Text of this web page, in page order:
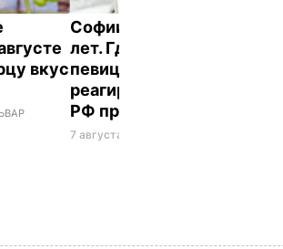
вкус
Софии Ротару – 79
лет. Где сейчас
певица и как
реагирует на войну
РФ против Украины
7 августа, 14.33